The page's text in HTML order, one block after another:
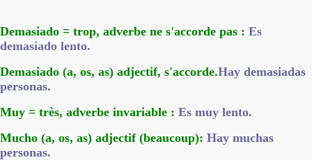
Demasiado = trop, adverbe ne s'accorde pas : Es
demasiado lento.
Demasiado (a, os, as) adjectif, s'accorde.Hay demasiadas
personas.
Muy = très, adverbe invariable : Es muy lento.
Mucho (a, os, as) adjectif (beaucoup): Hay muchas
personas.